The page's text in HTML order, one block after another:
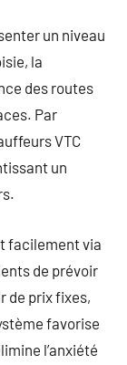
un niveau
la
des routes
Par
VTC
un
facilement via
de prévoir
de prix fixes,
favorise
l’anxiété